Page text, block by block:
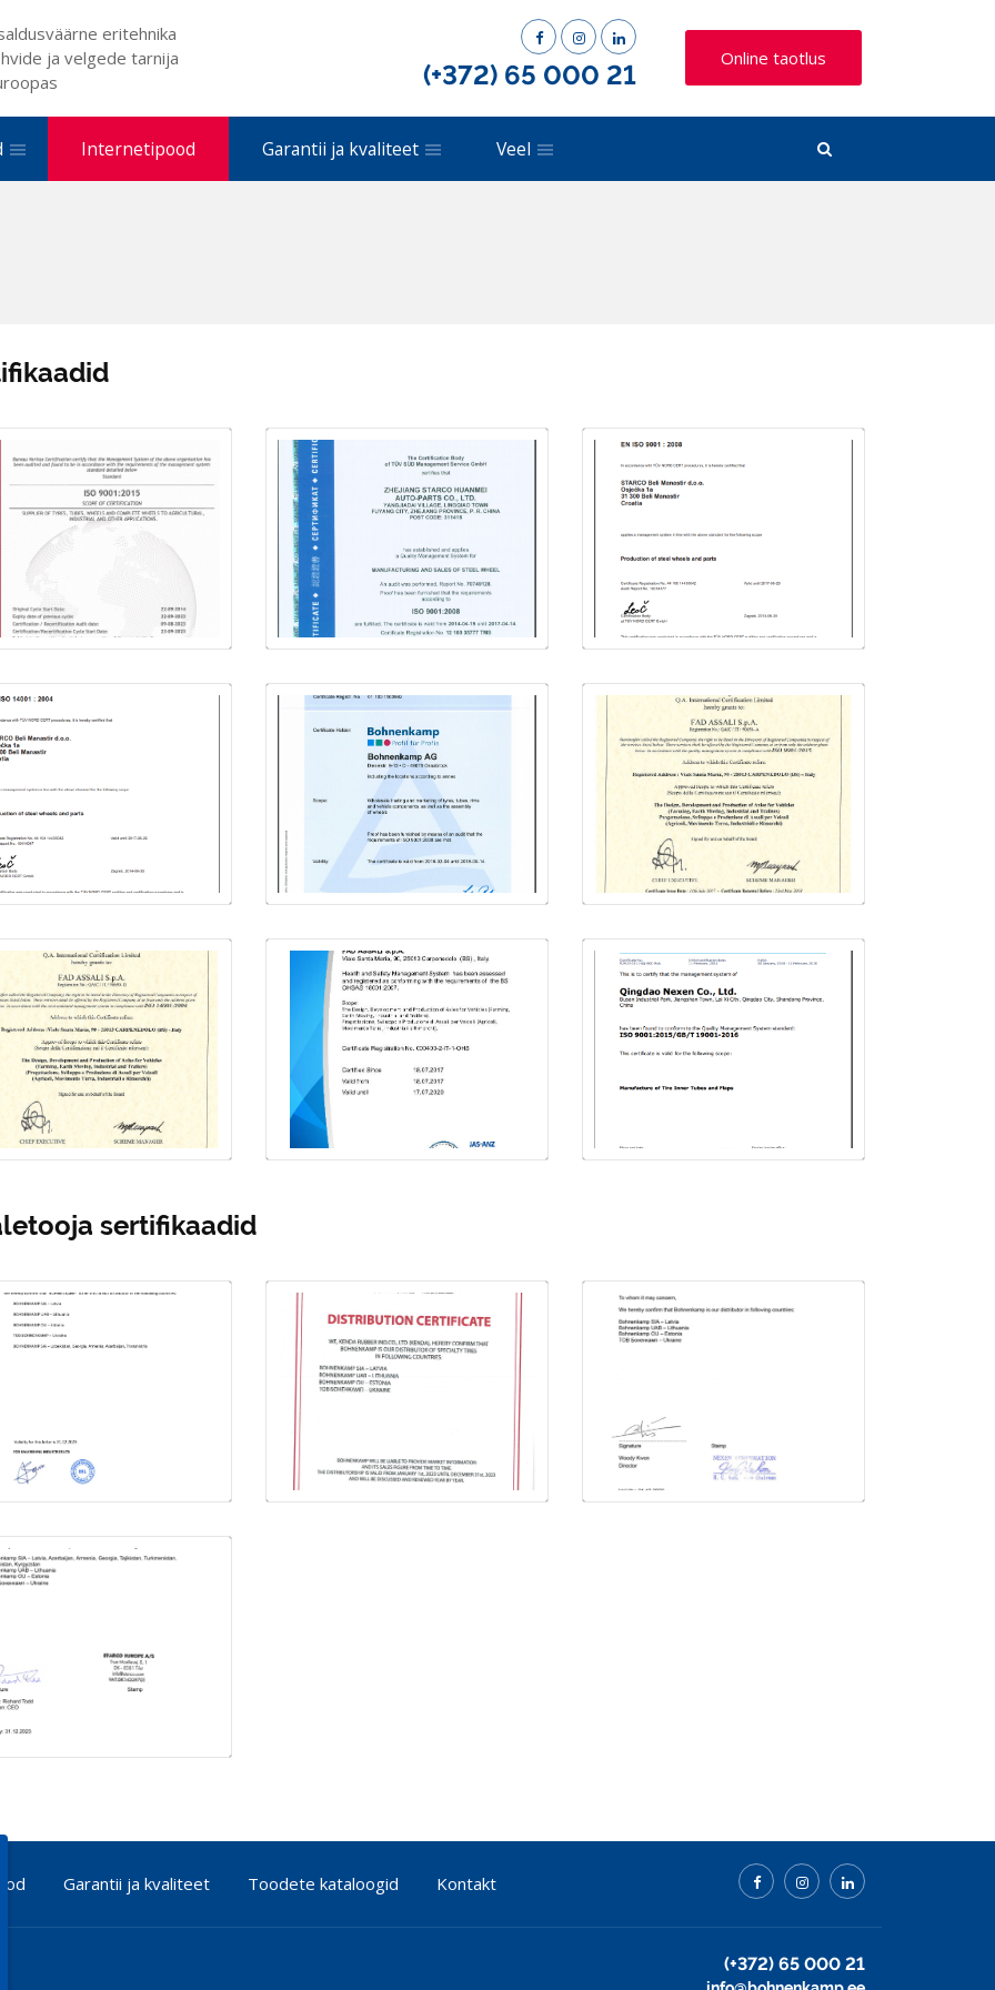
eritehnika
ja velgede tarnija
(+372) 65 000 21
Online taotlus
Internetipood Garantii ja kvaliteet Veel
Juhtimissüsteemi
ISO 9001:2008
Kvaliteedijuhtimise
sertifikaadi ISO
9001:2008 STARCO
GS
Juhtimissüsteemi
ISO 9001:2008
STARCO Beli
Manastir d.o.o.
Juhtimissüsteemi
ISO 14001:2004
STARCO Beli
Manastir d.o.o.
Hulgimüük ja
turustamine
rehvid, kaamerad,
kettad ja auto
komponendid,
samuti rataste
FAD ASSALI ISO
9001
14001
OHSAS 18001
NEXEN
sertifikaadid
BKT Distributor
STARCO
Certificate
Garantii ja kvaliteet Toodete kataloogid Kontakt
(+372) 65 000 21